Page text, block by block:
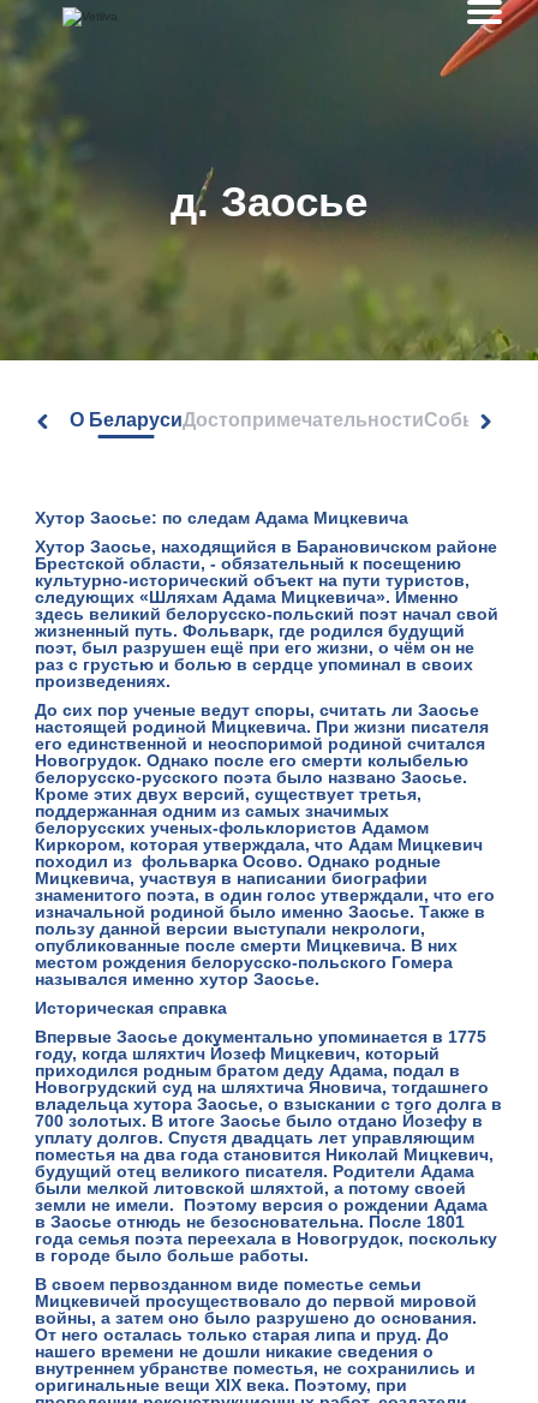
д. Заосье
О БеларусиДостопримечательностиСобытия
Хутор Заосье: по следам Адама Мицкевича
Хутор Заосье, находящийся в Барановичском районе
Брестской области, - обязательный к посещению
культурно-исторический объект на пути туристов,
следующих«Шляхам Адама Мицкевича». Именно
здесь великий белорусско-польский поэт начал свой
жизненный путь. Фольварк, где родился будущий
поэт, был разрушен ещё при его жизни, о чём он не
раз с грустью и болью в сердце упоминал в своих
произведениях.
До сих пор ученые ведут споры, считать ли Заосье
настоящей родиной Мицкевича. При жизни писателя
его единственной и неоспоримой родиной считался
Новогрудок. Однако после его смерти колыбелью
белорусско-русского поэта было названо Заосье.
Кроме этих двух версий, существует третья,
поддержанная одним из самых значимых
белорусских ученых-фольклористов Адамом
Киркором, которая утверждала, что Адам Мицкевич
походил из фольварка Осово. Однако родные
Мицкевича, участвуя в написании биографии
знаменитого поэта, в один голос утверждали, что его
изначальной родиной было именно Заосье. Также в
пользу данной версии выступали некрологи,
опубликованные после смерти Мицкевича. В них
местом рождения белорусско-польского Гомера
назывался именно хутор Заосье.
Историческая справка
Впервые Заосье документально упоминается в 1775
году, когда шляхтич Йозеф Мицкевич, который
приходился родным братом деду Адама, подал в
Новогрудский суд на шляхтича Яновича, тогдашнего
владельца хутора Заосье, о взыскании с того долга в
700 золотых. В итоге Заосье было отдано Йозефу в
уплату долгов. Спустя двадцать лет управляющим
поместья на два года становится Николай Мицкевич,
будущий отец великого писателя. Родители Адама
были мелкой литовской шляхтой, а потому своей
земли не имели. Поэтому версия о рождении Адама
в Заосье отнюдь не безосновательна. После 1801
года семья поэта переехала в Новогрудок, поскольку
в городе было больше работы.
В своем первозданном виде поместье семьи
Мицкевичей просуществовало до первой мировой
войны, а затем оно было разрушено до основания.
От него осталась только старая липа и пруд. До
нашего времени не дошли никакие сведения о
внутреннем убранстве поместья, не сохранились и
оригинальные вещи XIX века. Поэтому, при